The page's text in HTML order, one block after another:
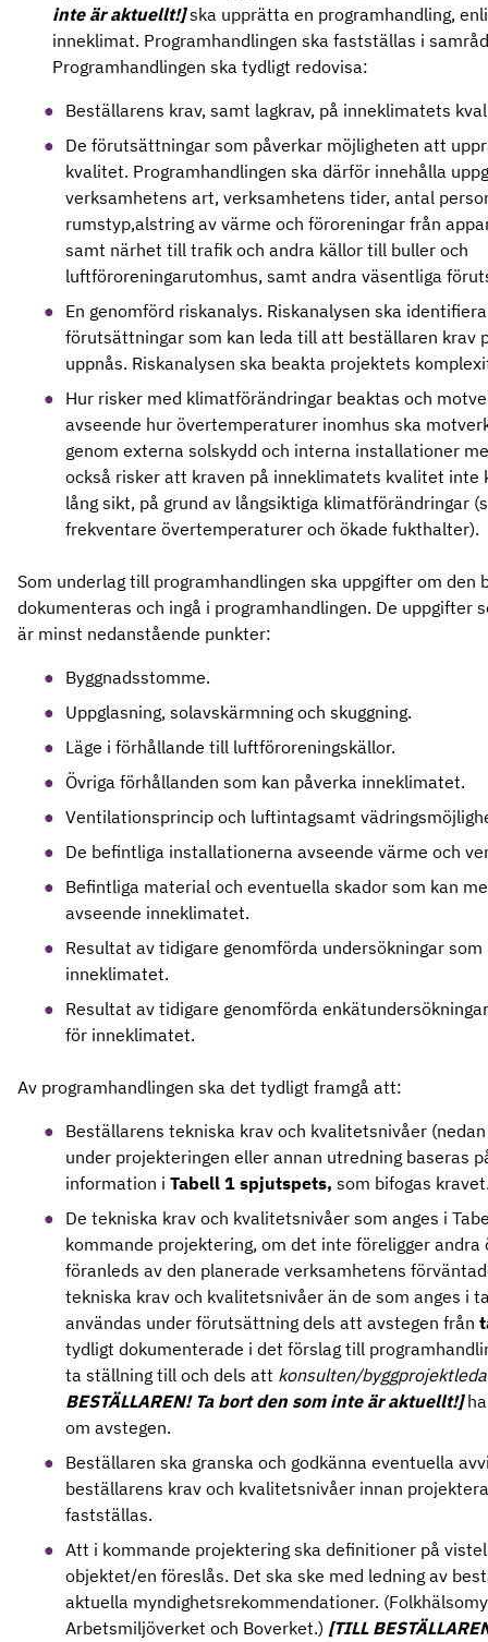
inte är aktuellt!]ska upprätta en programhandling,
inneklimat. Programhandlingen ska fastställas i
Programhandlingen ska tydligt redovisa:
Beställarens krav, samt lagkrav, på inneklimatets
De förutsättningar som påverkar möjligheten att
kvalitet. Programhandlingen ska därför innehålla
verksamhetens art, verksamhetens tider, antal
rumstyp,alstring av värme och föroreningar från
samt närhet till trafik och andra källor till buller och
luftföroreningarutomhus, samt andra väsentliga
En genomförd riskanalys. Riskanalysen ska
förutsättningar som kan leda till att beställaren krav
uppnås. Riskanalysen ska beakta projektets
Hur risker med klimatförändringar beaktas och
avseende hur övertemperaturer inomhus ska
genom externa solskydd och interna installationer
också risker att kraven på inneklimatets kvalitet inte
lång sikt, på grund av långsiktiga klimatförändringar
frekventare övertemperaturer och ökade fukthalter).
Som underlag till programhandlingen ska uppgifter om den
dokumenteras och ingå i programhandlingen. De uppgifter
är minst nedanstående punkter:
Byggnadsstomme.
Uppglasning, solavskärmning och skuggning.
Läge i förhållande till luftföroreningskällor.
Övriga förhållanden som kan påverka inneklimatet.
Ventilationsprincip och luftintagsamt
De befintliga installationerna avseende värme och
Befintliga material och eventuella skador som kan
avseende inneklimatet.
Resultat av tidigare genomförda undersökningar
inneklimatet.
Resultat av tidigare genomförda
för inneklimatet.
Av programhandlingen ska det tydligt framgå att:
Beställarens tekniska krav och kvalitetsnivåer
under projekteringen eller annan utredning baseras
information i Tabell 1 spjutspets, som bifogas
De tekniska krav och kvalitetsnivåer som anges i
kommande projektering, om det inte föreligger andra
föranleds av den planerade verksamhetens
tekniska krav och kvalitetsnivåer än de som anges i
användas under förutsättning dels att avstegen från
tydligt dokumenterade i det förslag till
ta ställning till och dels att konsulten/
BESTÄLLAREN! Ta bort den som inte är aktuellt!]
om avstegen.
Beställaren ska granska och godkänna eventuella
beställarens krav och kvalitetsnivåer innan
fastställas.
Att i kommande projektering ska definitioner på
objektet/en föreslås. Det ska ske med ledning av
aktuella myndighetsrekommendationer.
Arbetsmiljöverket och Boverket.) [TILL